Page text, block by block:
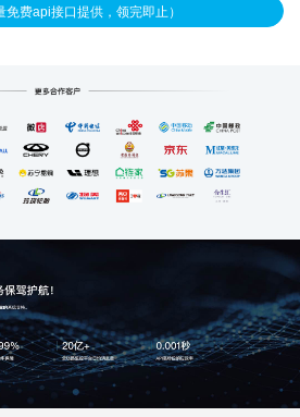
免费api接口提供，领完即止）